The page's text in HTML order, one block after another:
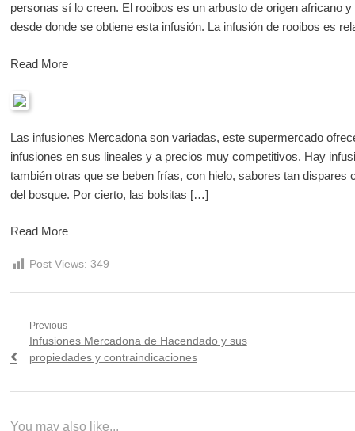
personas sí lo creen. El rooibos es un arbusto de origen africano
desde donde se obtiene esta infusión. La infusión de rooibos es
Read More
Las infusiones Mercadona son variadas, este supermercado
infusiones en sus lineales y a precios muy competitivos. Hay
también otras que se beben frías, con hielo, sabores tan dispares
del bosque. Por cierto, las bolsitas […]
Read More
Post Views: 349
Navegación
de
entradas
Previous
Previous
post:
Infusiones Mercadona de Hacendado y sus
propiedades y contraindicaciones
You may also like...